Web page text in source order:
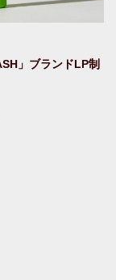
」ブランドLP制